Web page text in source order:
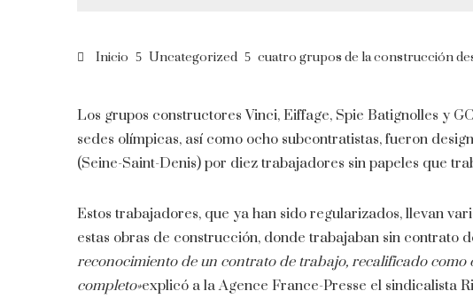
Inicio Uncategorized cuatro grupos de la construcción
Los grupos constructores Vinci, Eiffage, Spie Batignolles y
sedes olímpicas, así como ocho subcontratistas, fueron
(Seine-Saint-Denis) por diez trabajadores sin papeles que
Estos trabajadores, que ya han sido regularizados, llevan
estas obras de construcción, donde trabajaban sin contrato
reconocimiento de un contrato de trabajo, recalificado
completo»explicó a la Agence France-Presse el sindicalista